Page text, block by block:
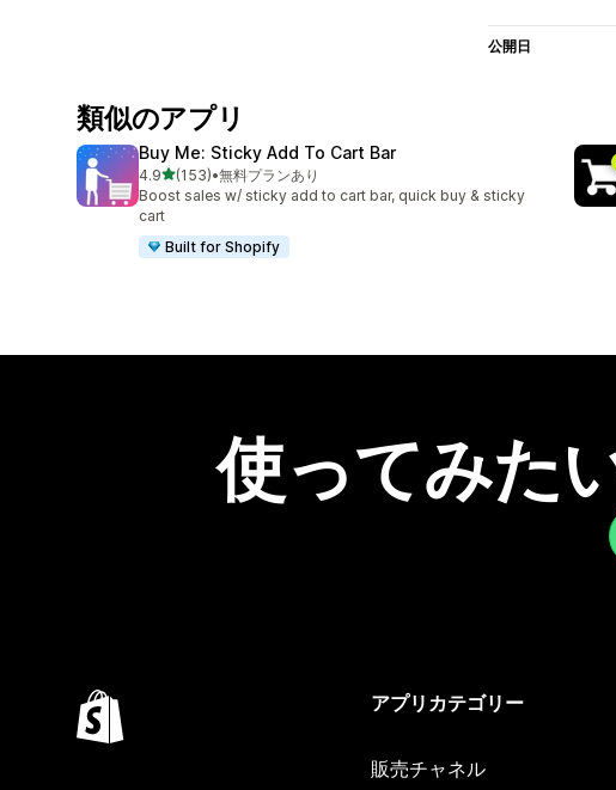
公開日
類似のアプリ
Buy Me: Sticky Add To Cart Bar
4.95つ星中
(153)
合計レビュー数：153件
•無料プランあり
Boost sales w/ sticky add to cart bar, quick buy & sticky
cart
Built for Shopify
使ってみた
アプリカテゴリー
販売チャネル